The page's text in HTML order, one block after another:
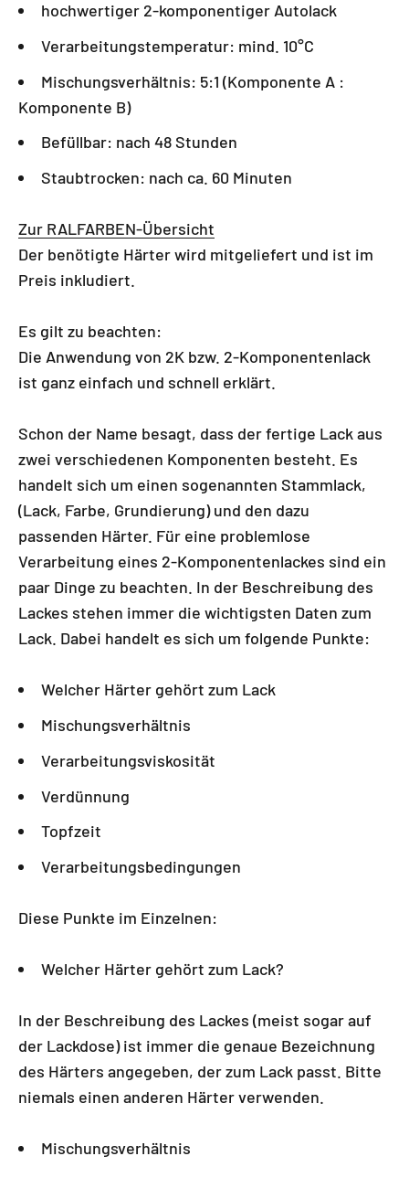
hochwertiger 2-komponentiger Autolack
Verarbeitungstemperatur: mind. 10°C
Mischungsverhältnis: 5:1 (Komponente A :
Komponente B)
Befüllbar: nach 48 Stunden
Staubtrocken: nach ca. 60 Minuten
Zur RALFARBEN-Übersicht
Der benötigte Härter wird mitgeliefert und ist im
Preis inkludiert.
Es gilt zu beachten:
Die Anwendung von 2K bzw. 2-Komponentenlack
ist ganz einfach und schnell erklärt.
Schon der Name besagt, dass der fertige Lack aus
zwei verschiedenen Komponenten besteht. Es
handelt sich um einen sogenannten Stammlack,
(Lack, Farbe, Grundierung) und den dazu
passenden Härter. Für eine problemlose
Verarbeitung eines 2-Komponentenlackes sind ein
paar Dinge zu beachten. In der Beschreibung des
Lackes stehen immer die wichtigsten Daten zum
Lack. Dabei handelt es sich um folgende Punkte:
Welcher Härter gehört zum Lack
Mischungsverhältnis
Verarbeitungsviskosität
Verdünnung
Topfzeit
Verarbeitungsbedingungen
Diese Punkte im Einzelnen:
Welcher Härter gehört zum Lack?
In der Beschreibung des Lackes (meist sogar auf
der Lackdose) ist immer die genaue Bezeichnung
des Härters angegeben, der zum Lack passt. Bitte
niemals einen anderen Härter verwenden.
Mischungsverhältnis